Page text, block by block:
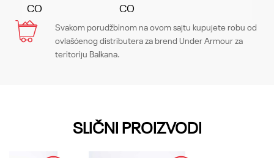
CO
CO
Ime/Nadimak
Svakom porudžbinom na ovom sajtu kupujete robu od
ovlašćenog distributera za brend Under Armour za
teritoriju Balkana.
SLIČNI PROIZVODI